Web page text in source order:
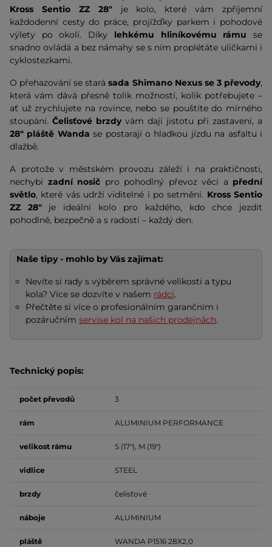
Kross Sentio ZZ 28"je kolo, které vám zpříjemní
každodenní cesty do práce, projížďky parkem i pohodové
výlety po okolí. Díky lehkému hliníkovému rámu se
snadno ovládá a bez námahy se s ním proplétáte uličkami i
cyklostezkami.
O přehazování se starásada Shimano Nexus se 3 převody,
která vám dává přesně tolik možností, kolik potřebujete –
ať už zrychlujete na rovince, nebo se pouštíte do mírného
stoupání. Čelisťové brzdyvám dají jistotu při zastavení, a
28" pláště Wanda se postarají o hladkou jízdu na asfaltu i
dlažbě.
A protože v městském provozu záleží i na praktičnosti,
nechybí zadní nosič pro pohodlný převoz věcí a přední
světlo, které vás udrží viditelné i po setmění. Kross Sentio
ZZ 28"je ideální kolo pro každého, kdo chce jezdit
pohodlně, bezpečně a s radostí – každý den.
Naše tipy - mohlo by Vás zajímat:
Nevíte si rady s výběrem správné velikosti a typu
kola? Více se dozvíte v našem rádci.
Přečtěte si více o profesionálním garančním i
pozáručnímservise kol na našich prodejnách.
Technický popis:
počet převodů 3
rám ALUMINIUM PERFORMANCE
velikost rámu S (17"), M (19")
vidlice STEEL
brzdy čelisťové
náboje ALUMINIUM
pláště WANDA P1516 28X2,0